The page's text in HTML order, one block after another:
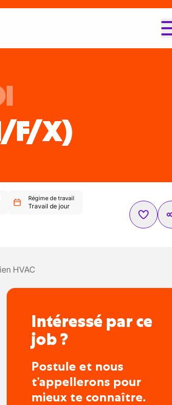
F/X)
Régime de travail
Travail de jour
HVAC
Intéressé par ce
job ?
Postule et nous
t’appellerons pour
mieux te connaître.